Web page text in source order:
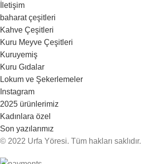
İletişim
baharat çeşitleri
Kahve Çeşitleri
Kuru Meyve Çeşitleri
Kuruyemiş
Kuru Gıdalar
Lokum ve Şekerlemeler
Instagram
2025 ürünlerimiz
Kadınlara özel
Son yazılarımız
© 2022 Urfa Yöresi. Tüm hakları saklıdır.